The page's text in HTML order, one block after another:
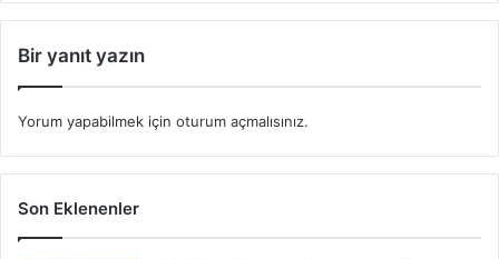
Bir yanıt yazın
Yorum yapabilmek için oturum açmalısınız.
Son Eklenenler